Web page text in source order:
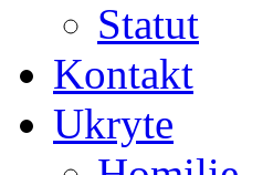
Statut
Kontakt
Ukryte